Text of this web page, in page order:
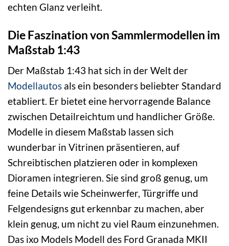
echten Glanz verleiht.
Die Faszination von Sammlermodellen im
Maßstab 1:43
Der Maßstab 1:43 hat sich in der Welt der
Modellautos als ein besonders beliebter Standard
etabliert. Er bietet eine hervorragende Balance
zwischen Detailreichtum und handlicher Größe.
Modelle in diesem Maßstab lassen sich
wunderbar in Vitrinen präsentieren, auf
Schreibtischen platzieren oder in komplexen
Dioramen integrieren. Sie sind groß genug, um
feine Details wie Scheinwerfer, Türgriffe und
Felgendesigns gut erkennbar zu machen, aber
klein genug, um nicht zu viel Raum einzunehmen.
Das ixo Models Modell des Ford Granada MKII